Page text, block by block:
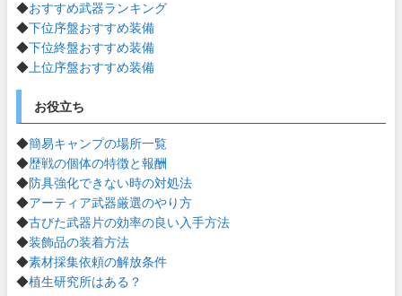
◆おすすめ武器ランキング
◆下位序盤おすすめ装備
◆下位終盤おすすめ装備
◆ 上位序盤おすすめ装備
お役立ち
◆簡易キャンプの場所一覧
◆歴戦の個体の特徴と報酬
◆防具強化できない時の対処法
◆アーティア武器厳選のやり方
◆古びた武器片の効率の良い入手方法
◆装飾品の装着方法
◆素材採集依頼の解放条件
◆植生研究所はある？